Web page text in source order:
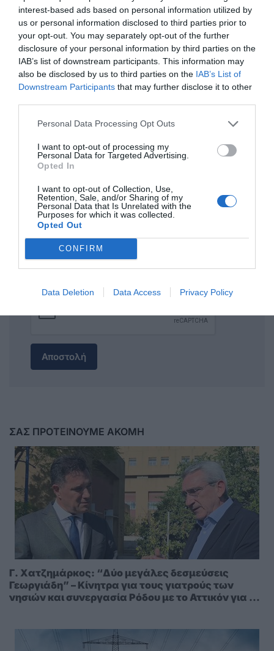
interest-based ads based on personal information utilized by
us or personal information disclosed to third parties prior to
your opt-out. You may separately opt-out of the further
disclosure of your personal information by third parties on the
IAB’s list of downstream participants. This information may
also be disclosed by us to third parties on the IAB’s List of
Downstream Participants that may further disclose it to other
Personal Data Processing Opt Outs
I want to opt-out of processing my
Personal Data for Targeted Advertising.
Opted In
I want to opt-out of Collection, Use,
Retention, Sale, and/or Sharing of my
Personal Data that Is Unrelated with the
Purposes for which it was collected.
Opted Out
CONFIRM
Data Deletion Data Access Privacy Policy
Πρόσθεσε ένα σχόλιο
ΟΝΟΜΑ
Αποστολή
ΣΑΣ ΠΡΟΤΕΙΝΟΥΜΕ ΑΚΟΜΗ
Γ. Χατζημάρκος: “Δύο μεγάλες δεσμεύσεις
Γεωργιάδη” – Κίνητρα για τους γιατρούς των
νησιών και συνεργασία Ρόδου με το Αττικόν για το